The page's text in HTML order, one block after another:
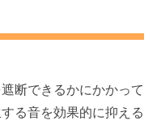
断できるかにかかって
る音を効果的に抑える